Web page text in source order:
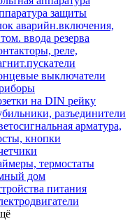
защиты
аварийн.включения,
ввода резерва
реле,
выключатели
на DIN рейку
разъединители
арматура,
кнопки
термостаты
дом
питания